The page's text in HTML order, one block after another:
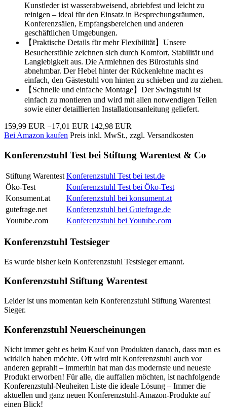
Kunstleder ist wasserabweisend, abriebfest und leicht zu
reinigen – ideal für den Einsatz in Besprechungsräumen,
Konferenzsälen, Empfangsbereichen und anderen
geschäftlichen Umgebungen.
【Praktische Details für mehr Flexibilität】Unsere
Besucherstühle zeichnen sich durch Komfort, Stabilität und
Langlebigkeit aus. Die Armlehnen des Bürostuhls sind
abnehmbar. Der Hebel hinter der Rückenlehne macht es
einfach, den Gästestuhl von hinten zu schieben und zu ziehen.
【Schnelle und einfache Montage】Der Swingstuhl ist
einfach zu montieren und wird mit allen notwendigen Teilen
sowie einer detaillierten Installationsanleitung geliefert.
159,99 EUR −17,01 EUR 142,98 EUR
Bei Amazon kaufen Preis inkl. MwSt., zzgl. Versandkosten
Konferenzstuhl Test bei Stiftung Warentest & Co
Stiftung Warentest Konferenzstuhl Test bei test.de
Öko-Test
Konferenzstuhl Test bei Öko-Test
Konsument.at
Konferenzstuhl bei konsument.at
gutefrage.net
Konferenzstuhl bei Gutefrage.de
Youtube.com
Konferenzstuhl bei Youtube.com
Konferenzstuhl Testsieger
Es wurde bisher kein Konferenzstuhl Testsieger ernannt.
Konferenzstuhl Stiftung Warentest
Leider ist uns momentan kein Konferenzstuhl Stiftung Warentest
Sieger.
Konferenzstuhl Neuerscheinungen
Nicht immer geht es beim Kauf von Produkten danach, dass man es
wirklich haben möchte. Oft wird mit Konferenzstuhl auch vor
anderen geprahlt – immerhin hat man das modernste und neueste
Produkt erworben! Für alle, die auffallen möchten, ist nachfolgende
Konferenzstuhl-Neuheiten Liste die ideale Lösung – Immer die
aktuellen und ganz neuen Konferenzstuhl-Amazon-Produkte auf
einen Blick!